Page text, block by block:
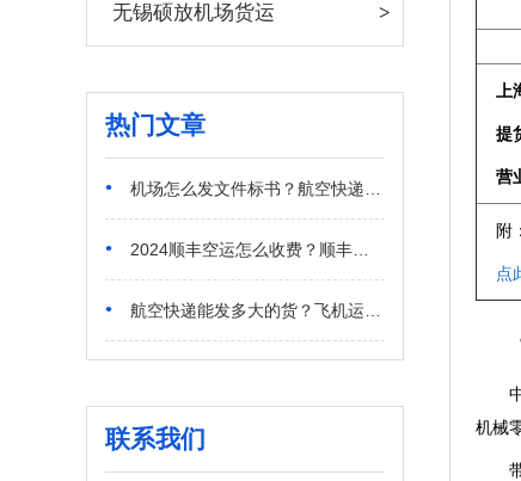
无锡硕放机场货运
热门文章
• 机场怎么发文件标书？航空快递多少钱多长时间？
• 2024顺丰空运怎么收费？顺丰航空件一般要几天？
• 航空快递能发多大的货？飞机运货尺寸重量具体规定
联系我们
提
营
附：
点
●
中
机械
带